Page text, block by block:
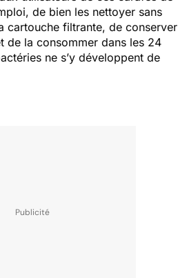
de bien les nettoyer sans
cartouche filtrante, de conserver
de la consommer dans les 24
ne s’y développent de